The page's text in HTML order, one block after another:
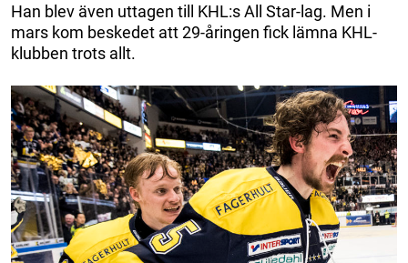
Han blev även uttagen till KHL:s All Star-lag. Men i
mars kom beskedet att 29-åringen fick lämna KHL-
klubben trots allt.